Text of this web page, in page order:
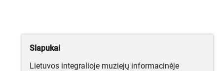
Slapukai
Lietuvos integralioje muziejų informacinėje